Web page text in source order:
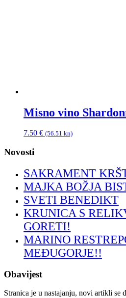
Misno vino
7.50 € (56.51 kn)
Novosti
SAKRAMENT
MAJKA BOŽJA
SVETI BENEDIKT
KRUNICA S
GORETI!
MARINO
MEĐUGORJE!!
Obavijest
Stranica je u nastajanju, novi artikli se